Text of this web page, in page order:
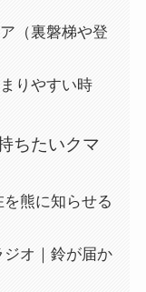
（裏磐梯や登
りやすい時
ちたいクマ
熊に知らせる
オ｜鈴が届か